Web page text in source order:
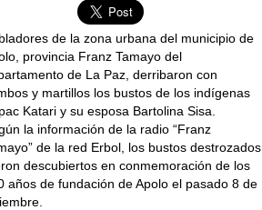
de la zona urbana del municipio de
provincia Franz Tamayo del
de La Paz, derribaron con
y martillos los bustos de los indígenas
Katari y su esposa Bartolina Sisa.
la información de la radio “Franz
de la red Erbol, los bustos destrozados
descubiertos en conmemoración de los
años de fundación de Apolo el pasado 8 de